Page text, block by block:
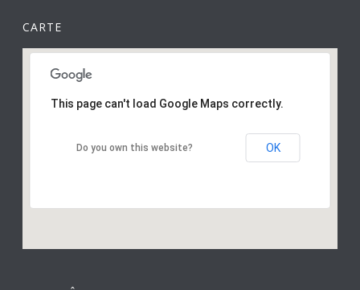
CARTE
This page can't load Google Maps correctly.
Do you own this website? OK